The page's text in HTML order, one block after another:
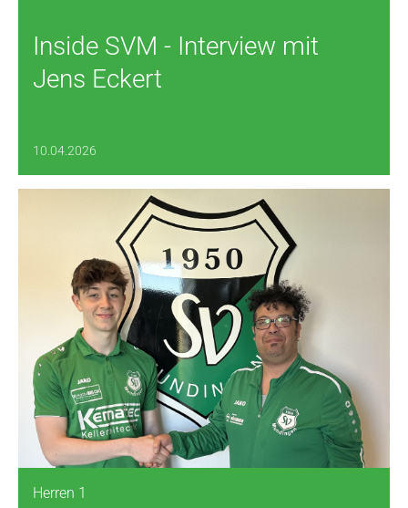
Inside SVM - Interview mit
Jens Eckert
10.04.2026
Herren 1